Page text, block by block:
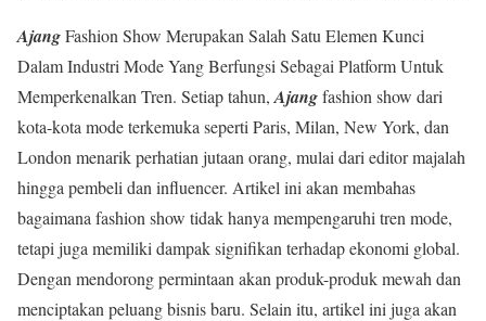
AjangFashion Show Merupakan Salah Satu Elemen Kunci
Dalam Industri Mode Yang Berfungsi Sebagai Platform Untuk
Memperkenalkan Tren. Setiap tahun, Ajangfashion show dari
kota-kota mode terkemuka seperti Paris, Milan, New York, dan
London menarik perhatian jutaan orang, mulai dari editor majalah
hingga pembeli dan influencer. Artikel ini akan membahas
bagaimana fashion show tidak hanya mempengaruhi tren mode,
tetapi juga memiliki dampak signifikan terhadap ekonomi global.
Dengan mendorong permintaan akan produk-produk mewah dan
menciptakan peluang bisnis baru. Selain itu, artikel ini juga akan